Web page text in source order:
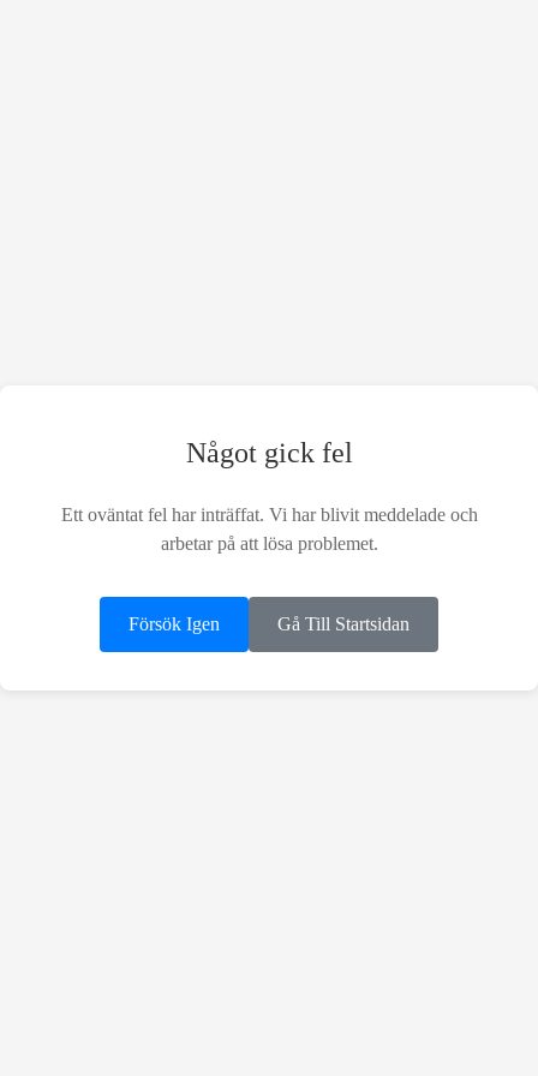
Något gick fel
Ett oväntat fel har inträffat. Vi har blivit meddelade och
arbetar på att lösa problemet.
Försök Igen Gå Till Startsidan